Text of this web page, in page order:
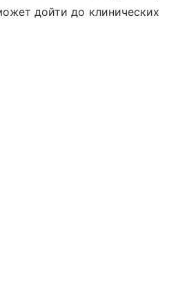
дойти до клинических